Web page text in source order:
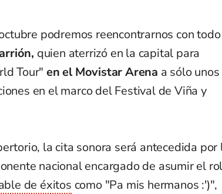
podremos reencontrarnos con
quien aterrizó en la capital para
Tour" en el Movistar Arena a sólo unos
en el marco del Festival de Viña y
la cita sonora será antecedida por
nacional encargado de asumir el rol
de éxitos como "Pa mis hermanos :')",